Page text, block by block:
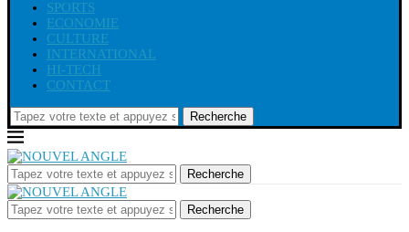
SPORTS
ECONOMIE
CULTURE
INTERNATIONAL
HI-TECH
CONTACT
Recherche
Recherche
Recherche